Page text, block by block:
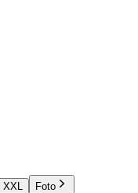
XXL
Foto